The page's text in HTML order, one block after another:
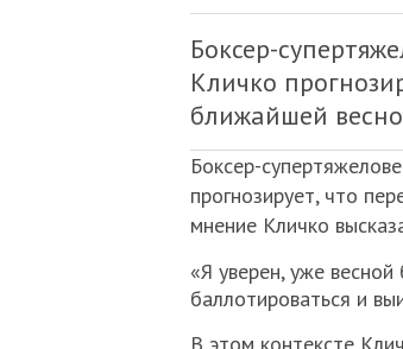
Боксер-
Кличко
ближайшей
Боксер-
прогнозирует, что
мнение Кличко
«Я уверен, уже
баллотироваться и